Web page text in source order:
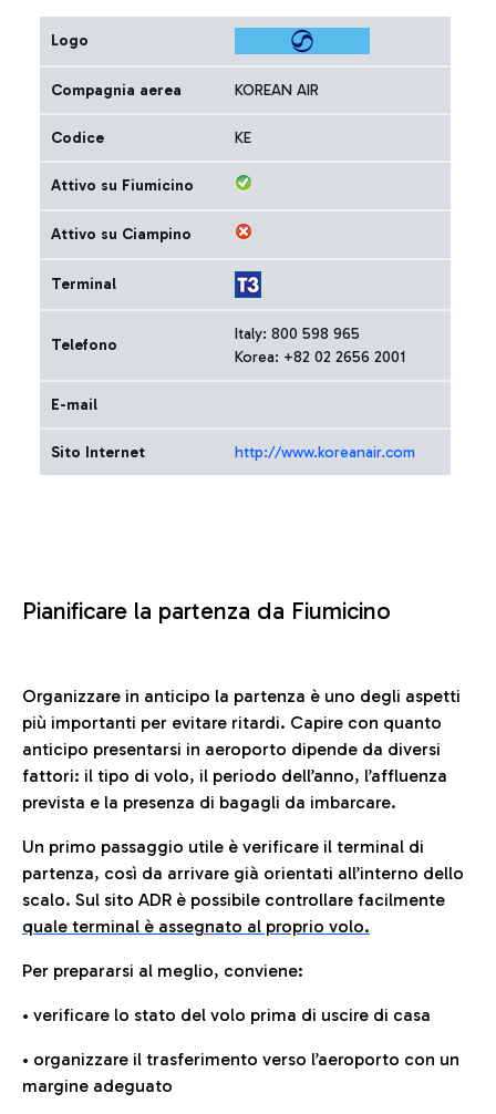
Logo
Compagnia aerea KOREAN AIR
Codice KE
Attivo su Fiumicino
Attivo su Ciampino
Terminal
Telefono
Italy: 800 598 965
Korea: +82 02 2656 2001
E-mail
Sito Internet http://www.koreanair.com
Pianificare la partenza da Fiumicino
Organizzare in anticipo la partenza è uno degli aspetti
più importanti per evitare ritardi. Capire con quanto
anticipo presentarsi in aeroporto dipende da diversi
fattori: il tipo di volo, il periodo dell’anno, l’affluenza
prevista e la presenza di bagagli da imbarcare.
Un primo passaggio utile è verificare il terminal di
partenza, così da arrivare già orientati all’interno dello
scalo. Sul sito ADR è possibile controllare facilmente
quale terminal è assegnato al proprio volo.
Per prepararsi al meglio, conviene:
• verificare lo stato del volo prima di uscire di casa
• organizzare il trasferimento verso l’aeroporto con un
margine adeguato